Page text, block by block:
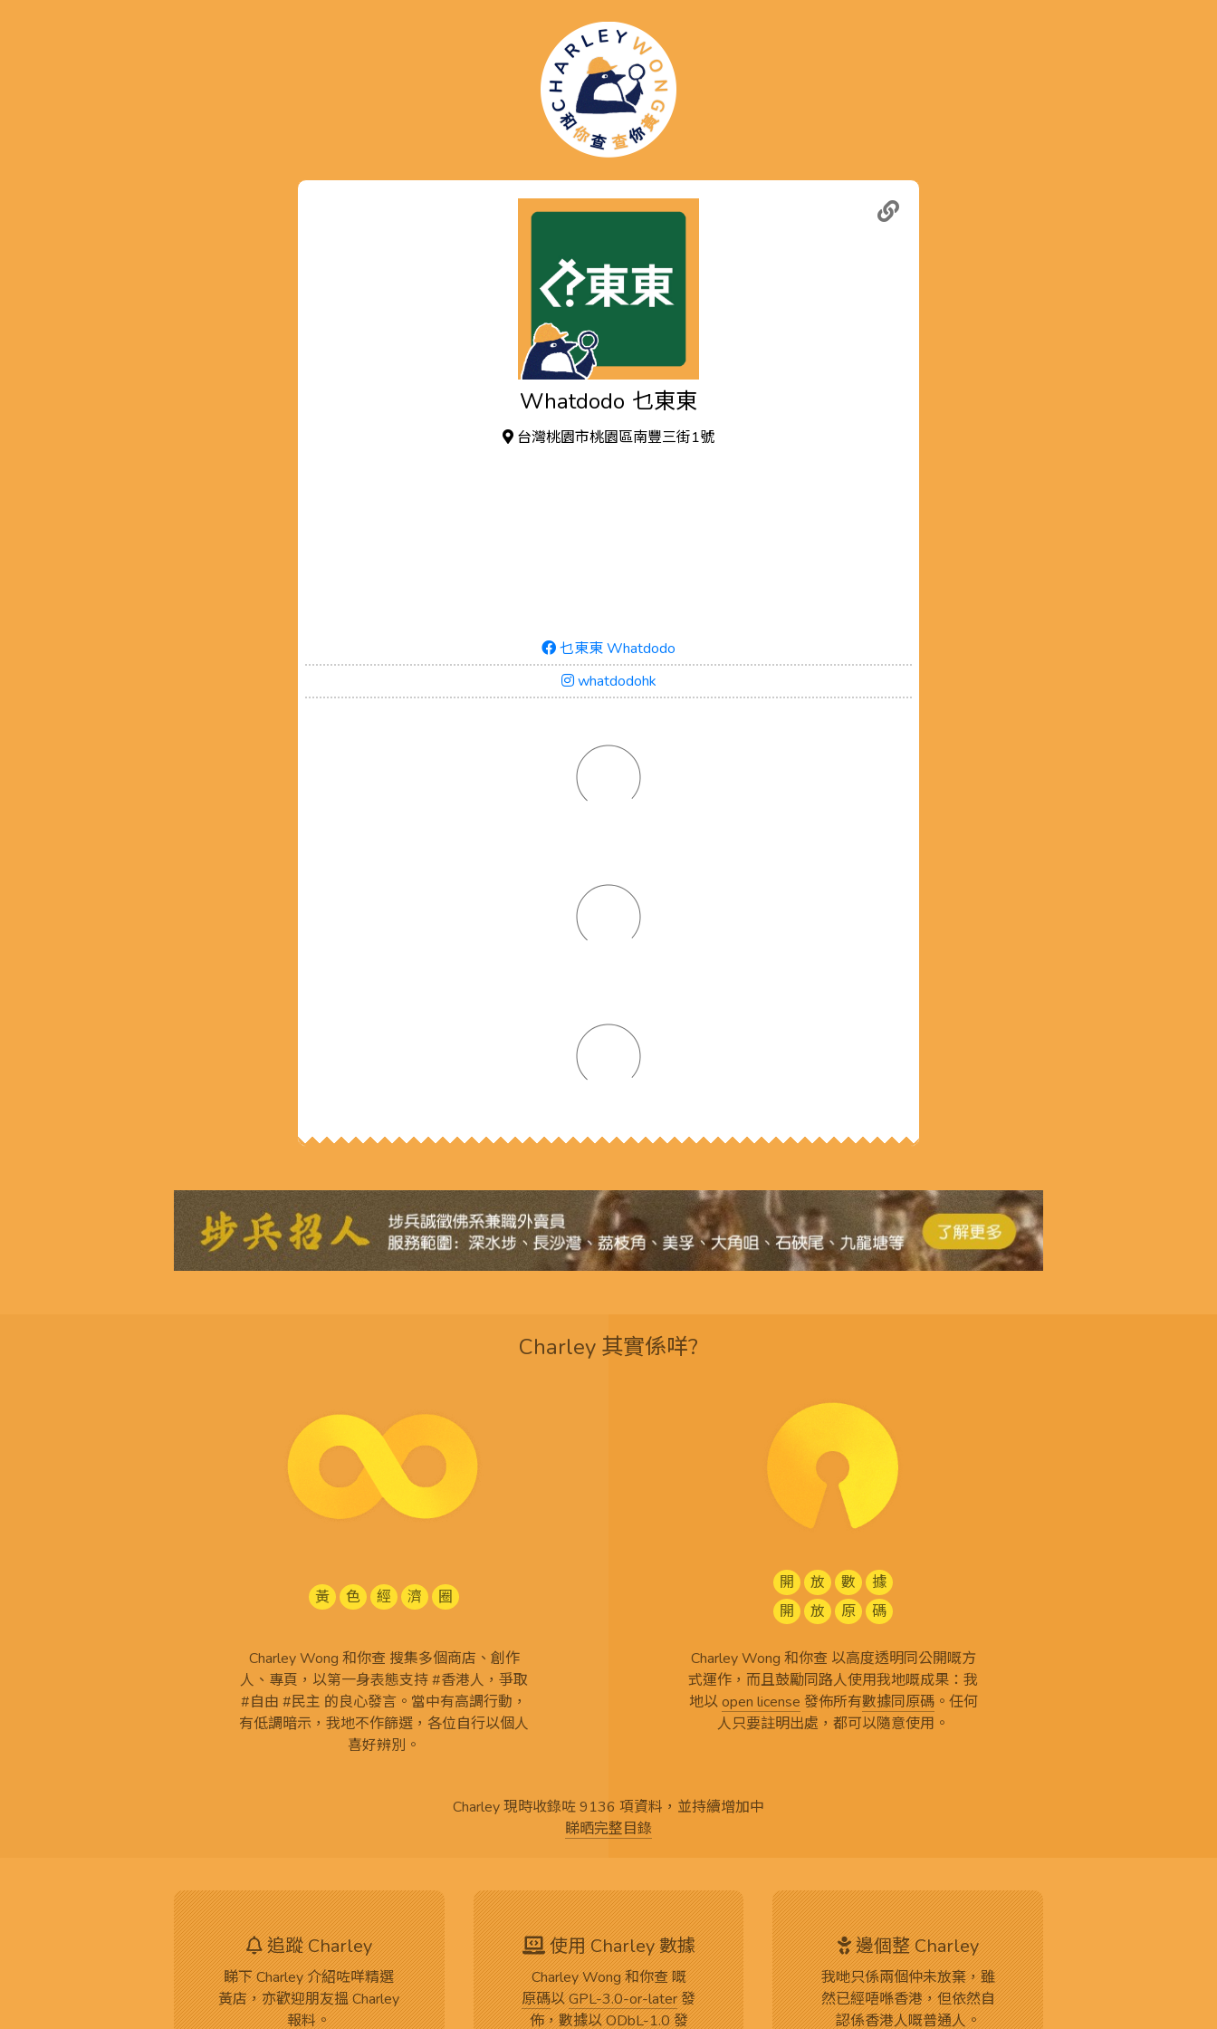
Whatdodo 乜東東
台灣桃園市桃園區南豐三街1號
乜東東 Whatdodo
whatdodohk
Charley 其實係咩?
黃 色 經 濟 圈
Charley Wong 和你查 搜集多個商店、創作
人、專頁，以第一身表態支持 #香港人，爭取
#自由 #民主 的良心發言。當中有高調行動，
有低調暗示，我地不作篩選，各位自行以個人
喜好辨別。
開 放 數
據
開
放 原 碼
Charley Wong 和你查 以高度透明同公開嘅方
式運作，而且鼓勵同路人使用我地嘅成果：我
地以open license 發佈所有數據同原碼。任何
人只要註明出處，都可以隨意使用。
Charley 現時收錄咗 9136 項資料，並持續增加中
睇晒完整目錄
追蹤 Charley
睇下 Charley 介紹咗咩精選
黃店，亦歡迎朋友搵 Charley
報料。
使用 Charley 數據
Charley Wong 和你查 嘅
原碼以GPL-3.0-or-later發
佈，數據以ODbL-1.0發
邊個整 Charley
我哋只係兩個仲未放棄，雖
然已經唔喺香港，但依然自
認係香港人嘅普通人。